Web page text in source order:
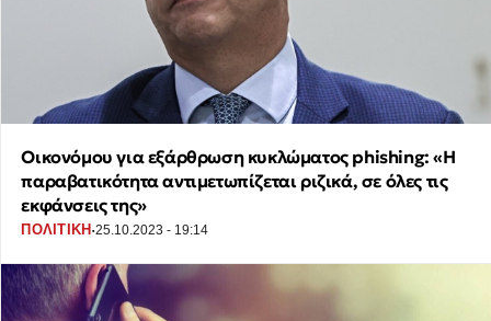
Οικονόμου για εξάρθρωση κυκλώματος phishing: «Η
παραβατικότητα αντιμετωπίζεται ριζικά, σε όλες τις
εκφάνσεις της»
ΠΟΛΙΤΙΚΗ ·25.10.2023 - 19:14